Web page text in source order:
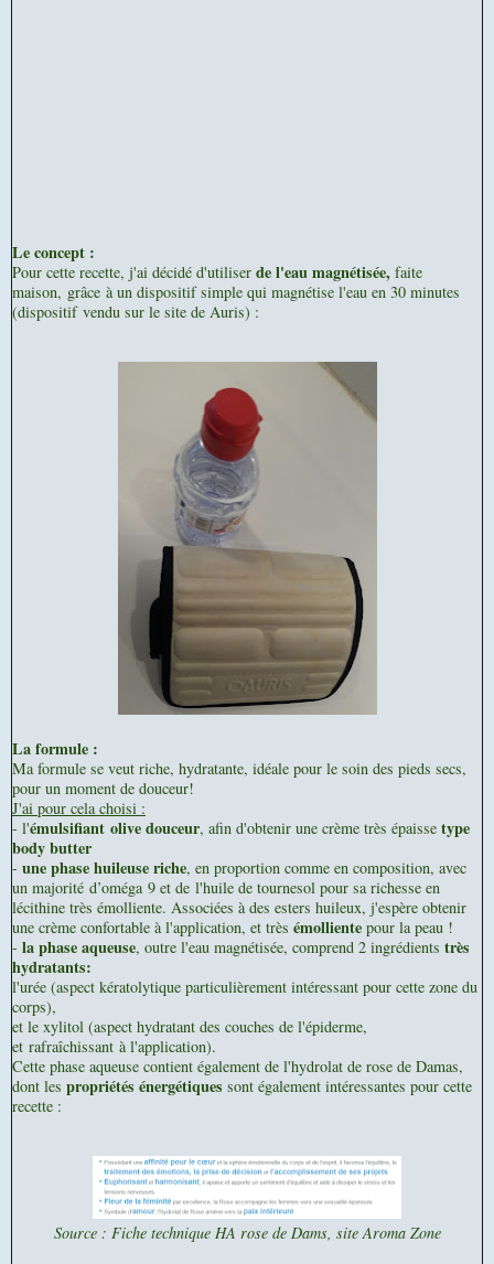
Le concept :
Pour cette recette, j'ai décidé d'utiliser de l'eau magnétisée, faite
maison, grâce à un dispositif simple qui magnétise l'eau en 30 minutes
(dispositif vendu sur le site de Auris) :
La formule :
Ma formule se veut riche, hydratante, idéale pour le soin des pieds secs,
pour un moment de douceur!
J'ai pour cela choisi :
- l'émulsifiant olive douceur, afin d'obtenir une crème très épaisse type
body butter
- une phase huileuse riche, en proportion comme en composition, avec
un majorité d’oméga 9 et de l'huile de tournesol pour sa richesse en
lécithine très émolliente. Associées à des esters huileux, j'espère obtenir
une crème confortable à l'application, et très émolliente pour la peau !
- la phase aqueuse, outre l'eau magnétisée, comprend 2 ingrédients très
hydratants:
l'urée (aspect kératolytique particulièrement intéressant pour cette zone du
corps),
et le xylitol (aspect hydratant des couches de l'épiderme,
et rafraîchissant à l'application).
Cette phase aqueuse contient également de l'hydrolat de rose de Damas,
dont les propriétés énergétiques sont également intéressantes pour cette
recette :
Source : Fiche technique HA rose de Dams, site Aroma Zone